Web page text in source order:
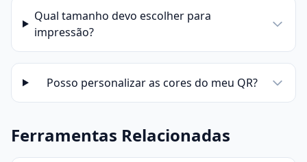
Qual tamanho devo escolher para
impressão?
Posso personalizar as cores do meu QR?
Ferramentas Relacionadas